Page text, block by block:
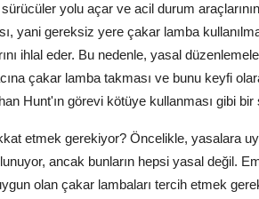
yolu açar ve acil durum
yani gereksiz yere çakar lamba
ihlal eder. Bu nedenle, yasal
çakar lamba takması ve bunu keyfi
Hunt'ın görevi kötüye kullanması gibi
etmek gerekiyor? Öncelikle, yasalara
ancak bunların hepsi yasal değil.
olan çakar lambaları tercih etmek